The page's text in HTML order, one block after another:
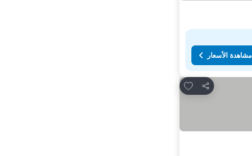
مشاهدة الأسعار
مشاركة
Add to favorites